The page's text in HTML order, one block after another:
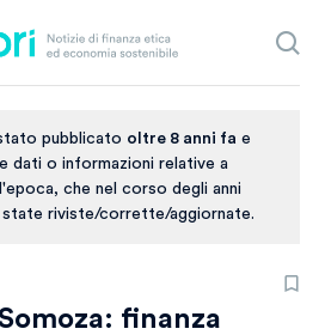
pubblicato oltre 8 anni fa e
dati o informazioni relative a
che nel corso degli anni
riviste/corrette/aggiornate.
finanza